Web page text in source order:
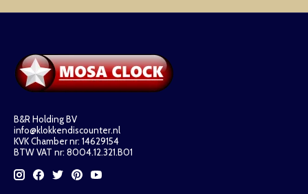
B&R Holding BV
info@klokkendiscounter.nl
KVK Chamber nr: 14629154
BTW VAT nr: 8004.12.321.B01